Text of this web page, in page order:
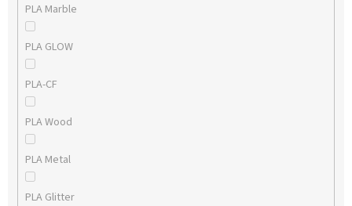
PLA Marble
PLA GLOW
PLA-CF
PLA Wood
PLA Metal
PLA Glitter